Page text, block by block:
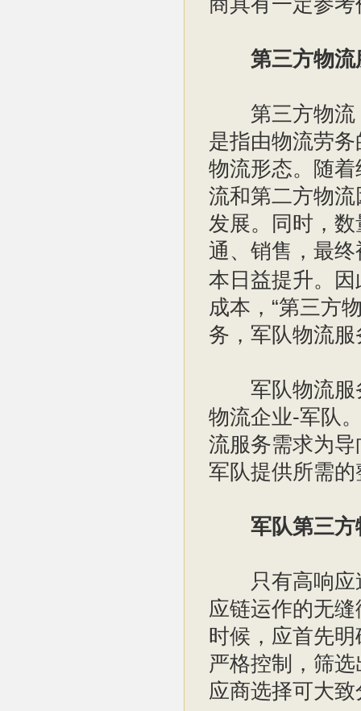
第三方物流
第三方物流（
是指由物流劳
物流形态。随
流和第二方物
发展。同时，
通、销售，最
本日益提升。
成本，“第三方
务，军队物流
军队物流服务
物流企业-军队
流服务需求为
军队提供所需
军队第三方
只有高响应速
应链运作的无
时候，应首先
严格控制，筛
应商选择可大